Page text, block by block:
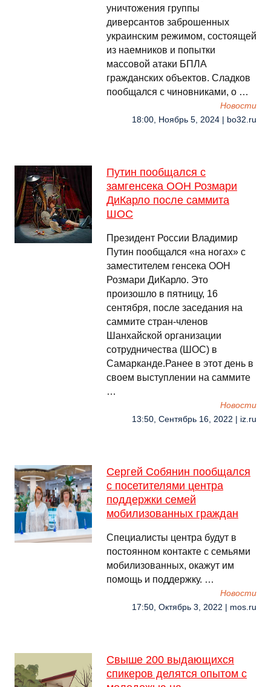
уничтожения группы
диверсантов заброшенных
украинским режимом, состоящей
из наемников и попытки
массовой атаки БПЛА
гражданских объектов. Сладков
пообщался с чиновниками, о …
Новости
18:00, Ноябрь 5, 2024 | bo32.ru
Путин пообщался с
замгенсека ООН Розмари
ДиКарло после саммита
ШОС
Президент России Владимир
Путин пообщался «на ногах» с
заместителем генсека ООН
Розмари ДиКарло. Это
произошло в пятницу, 16
сентября, после заседания на
саммите стран-членов
Шанхайской организации
сотрудничества (ШОС) в
Самарканде.Ранее в этот день в
своем выступлении на саммите
…
Новости
13:50, Сентябрь 16, 2022 | iz.ru
Сергей Собянин пообщался
с посетителями центра
поддержки семей
мобилизованных граждан
Специалисты центра будут в
постоянном контакте с семьями
мобилизованных, окажут им
помощь и поддержку. …
Новости
17:50, Октябрь 3, 2022 | mos.ru
Свыше 200 выдающихся
спикеров делятся опытом с